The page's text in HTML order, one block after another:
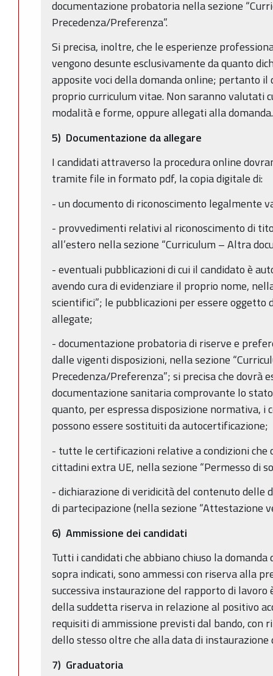
documentazione probatoria nella sezione
Precedenza/Preferenza”.
Si precisa, inoltre, che le esperienze
vengono desunte esclusivamente da quanto
apposite voci della domanda online; pertanto
proprio curriculum vitae. Non saranno valutati
modalità e forme, oppure allegati alla domanda.
5) Documentazione da allegare
I candidati attraverso la procedura online
tramite file in formato pdf, la copia digitale di:
- un documento di riconoscimento legalmente
- provvedimenti relativi al riconoscimento di
all’estero nella sezione “Curriculum – Altra
- eventuali pubblicazioni di cui il candidato è
avendo cura di evidenziare il proprio nome,
scientifici”; le pubblicazioni per essere oggetto
allegate;
- documentazione probatoria di riserve e
dalle vigenti disposizioni, nella sezione
Precedenza/Preferenza”; si precisa che dovrà
documentazione sanitaria comprovante lo
quanto, per espressa disposizione normativa,
possono essere sostituiti da autocertificazione;
- tutte le certificazioni relative a condizioni che
cittadini extra UE, nella sezione “Permesso di
- dichiarazione di veridicità del contenuto delle
di partecipazione (nella sezione “Attestazione
6) Ammissione dei candidati
Tutti i candidati che abbiano chiuso la
sopra indicati, sono ammessi con riserva alla
successiva instaurazione del rapporto di
della suddetta riserva in relazione al positivo
requisiti di ammissione previsti dal bando, con
dello stesso oltre che alla data di
7) Graduatoria